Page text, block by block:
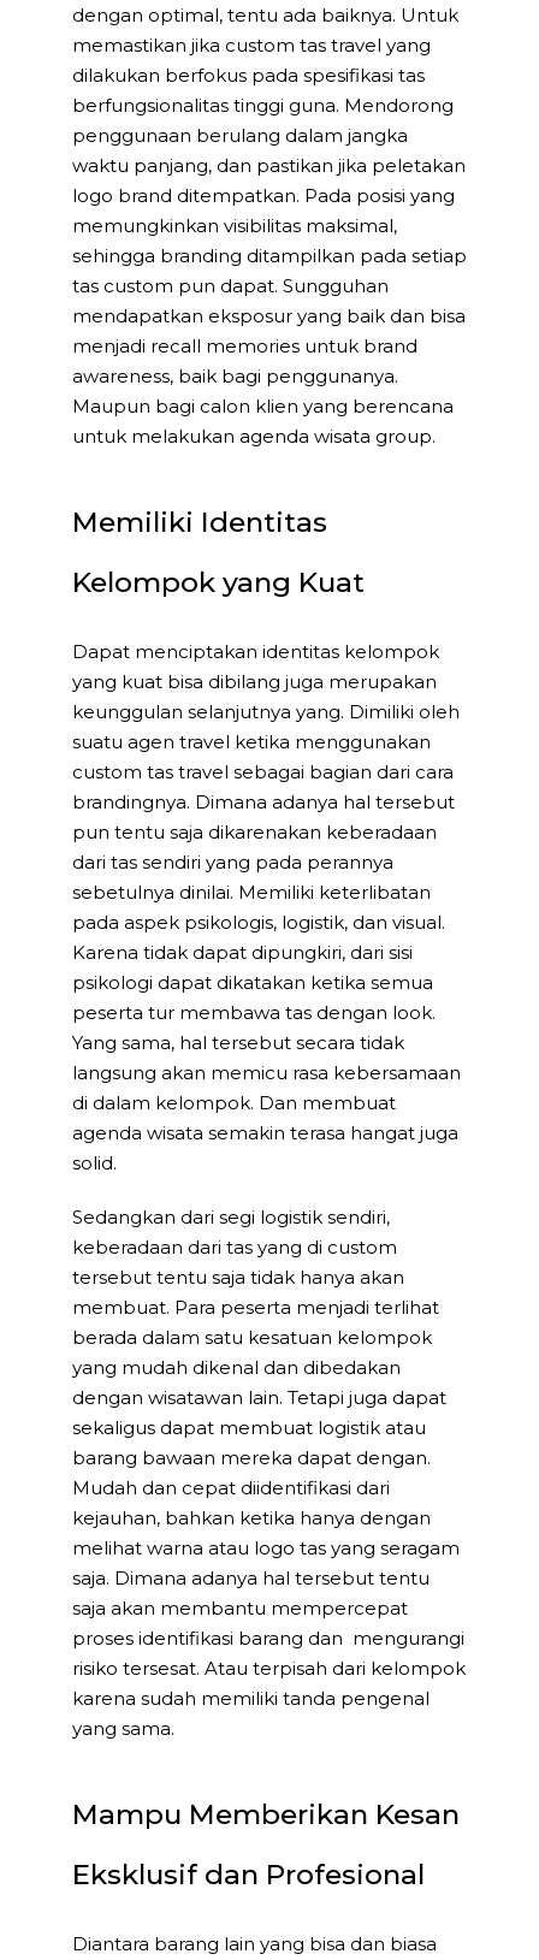
dengan optimal, tentu ada baiknya. Untuk
memastikan jika custom tas travel yang
dilakukan berfokus pada spesifikasi tas
berfungsionalitas tinggi guna. Mendorong
penggunaan berulang dalam jangka
waktu panjang, dan pastikan jika peletakan
logo brand ditempatkan. Pada posisi yang
memungkinkan visibilitas maksimal,
sehingga branding ditampilkan pada setiap
tas custom pun dapat. Sungguhan
mendapatkan eksposur yang baik dan bisa
menjadi recall memories untuk brand
awareness, baik bagi penggunanya.
Maupun bagi calon klien yang berencana
untuk melakukan agenda wisata group.
Memiliki Identitas
Kelompok yang Kuat
Dapat menciptakan identitas kelompok
yang kuat bisa dibilang juga merupakan
keunggulan selanjutnya yang. Dimiliki oleh
suatu agen travel ketika menggunakan
custom tas travel sebagai bagian dari cara
brandingnya. Dimana adanya hal tersebut
pun tentu saja dikarenakan keberadaan
dari tas sendiri yang pada perannya
sebetulnya dinilai. Memiliki keterlibatan
pada aspek psikologis, logistik, dan visual.
Karena tidak dapat dipungkiri, dari sisi
psikologi dapat dikatakan ketika semua
peserta tur membawa tas dengan look.
Yang sama, hal tersebut secara tidak
langsung akan memicu rasa kebersamaan
di dalam kelompok. Dan membuat
agenda wisata semakin terasa hangat juga
solid.
Sedangkan dari segi logistik sendiri,
keberadaan dari tas yang di custom
tersebut tentu saja tidak hanya akan
membuat. Para peserta menjadi terlihat
berada dalam satu kesatuan kelompok
yang mudah dikenal dan dibedakan
dengan wisatawan lain. Tetapi juga dapat
sekaligus dapat membuat logistik atau
barang bawaan mereka dapat dengan.
Mudah dan cepat diidentifikasi dari
kejauhan, bahkan ketika hanya dengan
melihat warna atau logo tas yang seragam
saja. Dimana adanya hal tersebut tentu
saja akan membantu mempercepat
proses identifikasi barang dan mengurangi
risiko tersesat. Atau terpisah dari kelompok
karena sudah memiliki tanda pengenal
yang sama.
Mampu Memberikan Kesan
Eksklusif dan Profesional
Diantara barang lain yang bisa dan biasa